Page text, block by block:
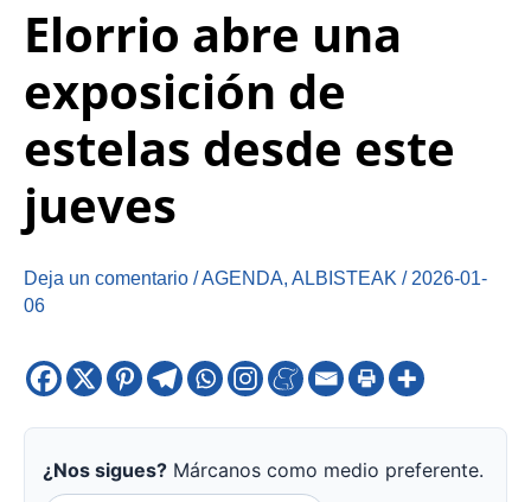
Elorrio abre una
exposición de
estelas desde este
jueves
Deja un comentario /AGENDA, ALBISTEAK / 2026-01-
06
¿Nos sigues? Márcanos como medio preferente.